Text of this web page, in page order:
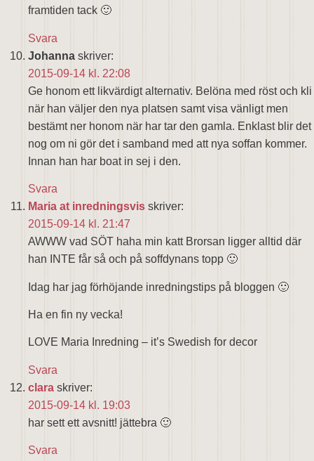
framtiden tack 🙂
Svara
Johanna skriver:
2015-09-14 kl. 22:08
Ge honom ett likvärdigt alternativ. Belöna med röst och kli
när han väljer den nya platsen samt visa vänligt men
bestämt ner honom när har tar den gamla. Enklast blir det
nog om ni gör det i samband med att nya soffan kommer.
Innan han har boat in sej i den.
Svara
Maria at inredningsvis skriver:
2015-09-14 kl. 21:47
AWWW vad SÖT haha min katt Brorsan ligger alltid där
han INTE får så och på soffdynans topp 🙂
Idag har jag förhöjande inredningstips på bloggen 🙂
Ha en fin ny vecka!
LOVE Maria Inredning – it’s Swedish for decor
Svara
clara skriver:
2015-09-14 kl. 19:03
har sett ett avsnitt! jättebra 🙂
Svara